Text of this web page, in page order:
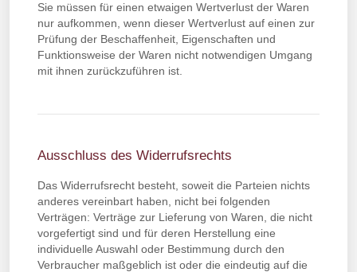
Sie müssen für einen etwaigen Wertverlust der Waren
nur aufkommen, wenn dieser Wertverlust auf einen zur
Prüfung der Beschaffenheit, Eigenschaften und
Funktionsweise der Waren nicht notwendigen Umgang
mit ihnen zurückzuführen ist.
Ausschluss des Widerrufsrechts
Das Widerrufsrecht besteht, soweit die Parteien nichts
anderes vereinbart haben, nicht bei folgenden
Verträgen: Verträge zur Lieferung von Waren, die nicht
vorgefertigt sind und für deren Herstellung eine
individuelle Auswahl oder Bestimmung durch den
Verbraucher maßgeblich ist oder die eindeutig auf die